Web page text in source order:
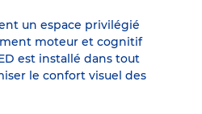
un espace privilégié
moteur et cognitif
est installé dans tout
le confort visuel des